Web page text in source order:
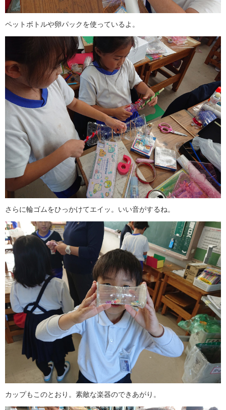
ペットボトルや卵パックを使っているよ。
さらに輪ゴムをひっかけてエイッ。いい音がするね。
カップもこのとおり。素敵な楽器のできあがり。